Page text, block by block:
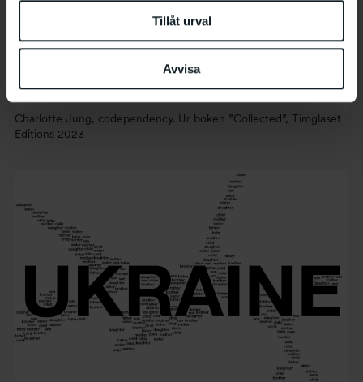
Tillåt urval
Avvisa
Charlotte Jung, codependency. Ur boken ”Collected”, Timglaset
Editions 2023